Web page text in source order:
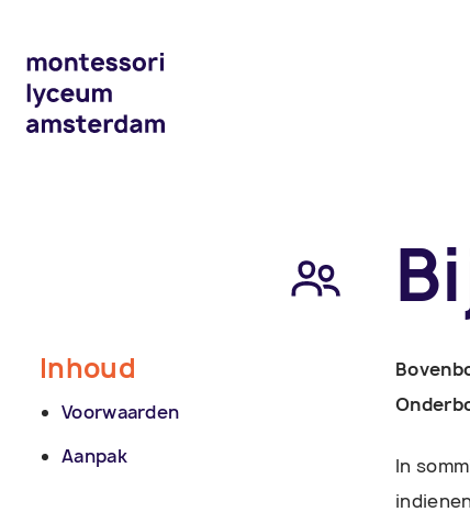
Inhoud
Voorwaarden
Aanpak
In